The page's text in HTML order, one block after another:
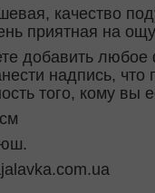
качество
приятная на
добавить любое
надпись, что
того, кому вы